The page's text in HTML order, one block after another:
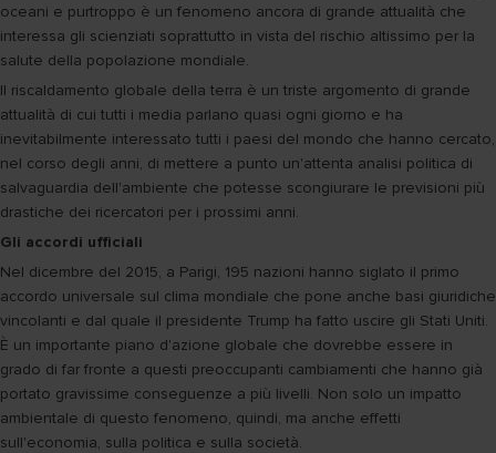
oceani e purtroppo è un fenomeno ancora di grande attualità che
interessa gli scienziati soprattutto in vista del rischio altissimo per la
salute della popolazione mondiale.
Il riscaldamento globale della terra è un triste argomento di grande
attualità di cui tutti i media parlano quasi ogni giorno e ha
inevitabilmente interessato tutti i paesi del mondo che hanno cercato,
nel corso degli anni, di mettere a punto un'attenta analisi politica di
salvaguardia dell'ambiente che potesse scongiurare le previsioni più
drastiche dei ricercatori per i prossimi anni.
Gli accordi ufficiali
Nel dicembre del 2015, a Parigi, 195 nazioni hanno siglato il primo
accordo universale sul clima mondiale che pone anche basi giuridiche
vincolanti e dal quale il presidente Trump ha fatto uscire gli Stati Uniti.
È un importante piano d'azione globale che dovrebbe essere in
grado di far fronte a questi preoccupanti cambiamenti che hanno già
portato gravissime conseguenze a più livelli. Non solo un impatto
ambientale di questo fenomeno, quindi, ma anche effetti
sull'economia, sulla politica e sulla società.